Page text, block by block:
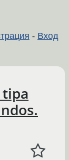
- Вход